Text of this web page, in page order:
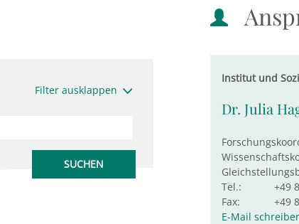
Filter ausklappen
Institut und
Dr. Julia
Tel.:
+49
Fax:
+49
E-Mail